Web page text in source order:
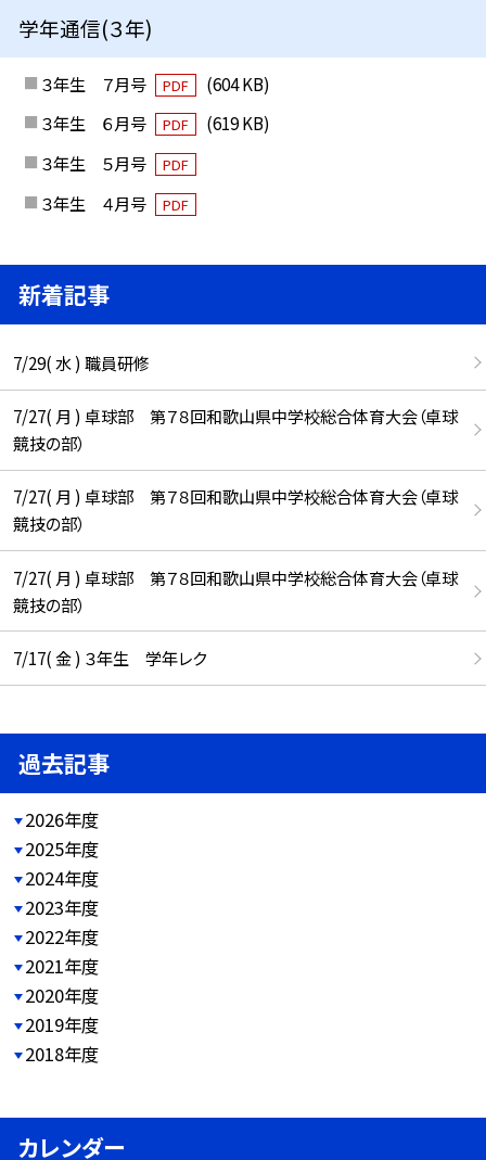
学年通信(３年)
３年生 ７月号 PDF
(604 KB)
３年生 ６月号
PDF
(619 KB)
３年生 ５月号
PDF
３年生 ４月号 PDF
新着記事
7/29( 水 ) 職員研修
7/27( 月 ) 卓球部 第７８回和歌山県中学校総合体育大会（卓球
競技の部）
7/27( 月 ) 卓球部 第７８回和歌山県中学校総合体育大会（卓球
競技の部）
7/27( 月 ) 卓球部 第７８回和歌山県中学校総合体育大会（卓球
競技の部）
7/17( 金 ) ３年生 学年レク
過去記事
2026年度
2025年度
2024年度
2023年度
2022年度
2021年度
2020年度
2019年度
2018年度
カレンダー